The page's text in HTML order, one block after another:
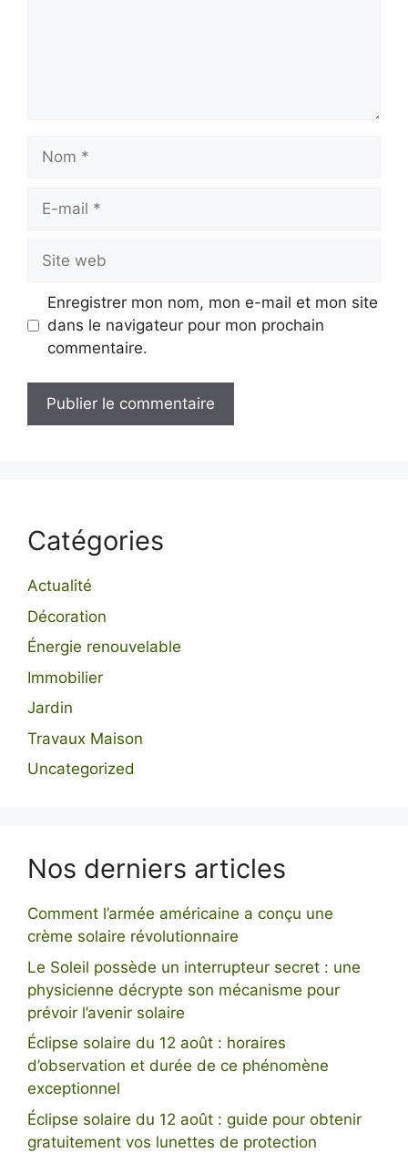
mail
web
Enregistrer mon nom, mon e-mail et mon site
dans le navigateur pour mon prochain
commentaire.
Catégories
Actualité
Décoration
Énergie renouvelable
Immobilier
Jardin
Travaux Maison
Uncategorized
Nos derniers articles
Comment l’armée américaine a conçu une
crème solaire révolutionnaire
Le Soleil possède un interrupteur secret : une
physicienne décrypte son mécanisme pour
prévoir l’avenir solaire
Éclipse solaire du 12 août : horaires
d’observation et durée de ce phénomène
exceptionnel
Éclipse solaire du 12 août : guide pour obtenir
gratuitement vos lunettes de protection